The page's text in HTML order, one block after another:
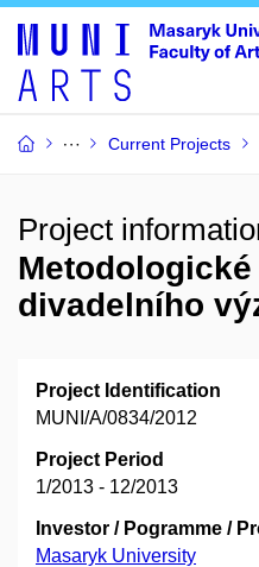
Current Projects
Project
divadelního
Project Identification
MUNI/A/0834/2012
Project Period
1/2013 - 12/2013
Investor / Pogramme /
Masaryk University